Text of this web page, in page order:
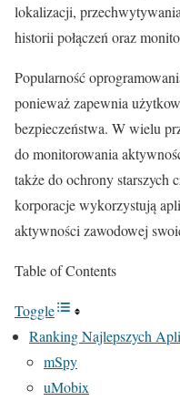
lokalizacji,
historii połączeń oraz
Popularność
ponieważ zapewnia
bezpieczeństwa. W wielu
do monitorowania
także do ochrony starszych
korporacje wykorzystują
aktywności zawodowej
Table of Contents
Toggle
Ranking Najlepszych
mSpy
uMobix